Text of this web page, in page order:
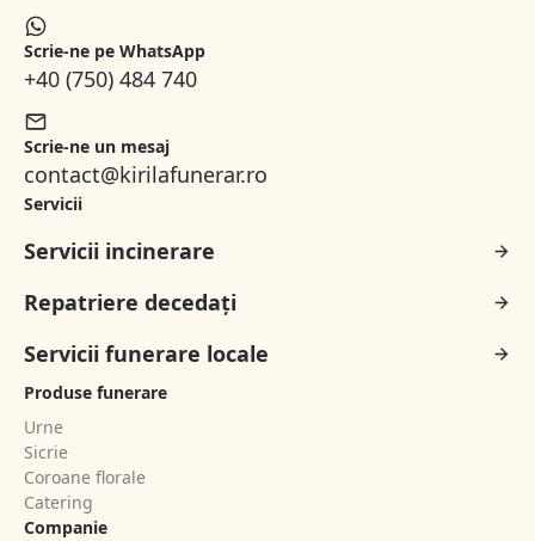
Scrie-ne pe WhatsApp
+40 (750) 484 740
Scrie-ne un mesaj
contact@kirilafunerar.ro
Servicii
Servicii incinerare
Repatriere decedați
Servicii funerare locale
Produse funerare
Urne
Sicrie
Coroane florale
Catering
Companie